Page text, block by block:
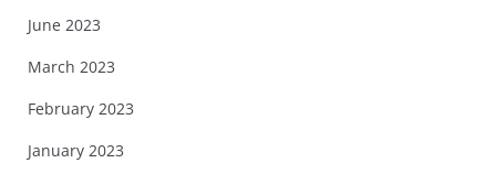
June 2023
March 2023
February 2023
January 2023